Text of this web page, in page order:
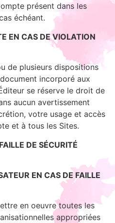
présent dans les
échéant.
EN CAS DE VIOLATION
de plusieurs dispositions
incorporé aux
se réserve le droit de
aucun avertissement
votre usage et accès
et à tous les Sites.
DE SÉCURITÉ
EN CAS DE FAILLE
en oeuvre toutes les
appropriées